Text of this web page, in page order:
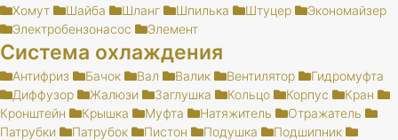
Хомут
Шайба Шланг Шпилька Штуцер
Экономайзер
Электробензонасос
Элемент
Система охлаждения
Антифриз Бачок Вал Валик Вентилятор
Гидромуфта
Диффузор
Жалюзи Заглушка Кольцо Корпус
Кран
Кронштейн
Крышка Муфта Натяжитель
Отражатель
Патрубки
Патрубок Пистон Подушка
Подшипник